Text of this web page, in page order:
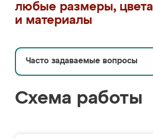
любые размеры, цвета
и материалы
Часто задаваемые вопросы
Схема работы